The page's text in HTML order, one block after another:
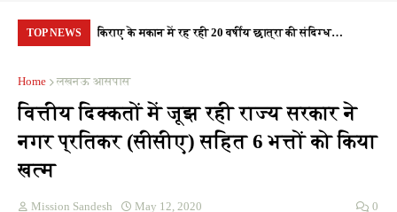
TOP NEWS
1.10 करोड़
किराए के मकान में रह रही 20 वर्षीय छात्रा की संदिग्ध
Home
लखनऊ आसपास
वित्तीय दिक्कतों में जूझ रही राज्य सरकार ने
नगर प्रतिकर (सीसीए) सहित 6 भत्तों को किया
खत्म
Mission Sandesh May 12, 2020 0